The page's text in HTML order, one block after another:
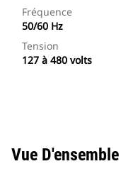
Fréquence
50/60 Hz
Tension
127 à 480 volts
Vue D'ensemble